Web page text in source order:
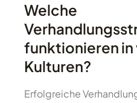
Welche
funktionieren
Kulturen?
Erfolgreiche